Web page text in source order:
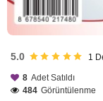
5.0 1
8 Adet Satıldı
484 Görüntülenme